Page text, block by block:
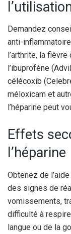
Demandez
anti-
l’arthrite, la
l’ibuprofène
célécoxib
méloxicam et
l’héparine peut
Effets
l’héparine
Obtenez de
des signes de
vomissements,
difficulté à
langue ou de la